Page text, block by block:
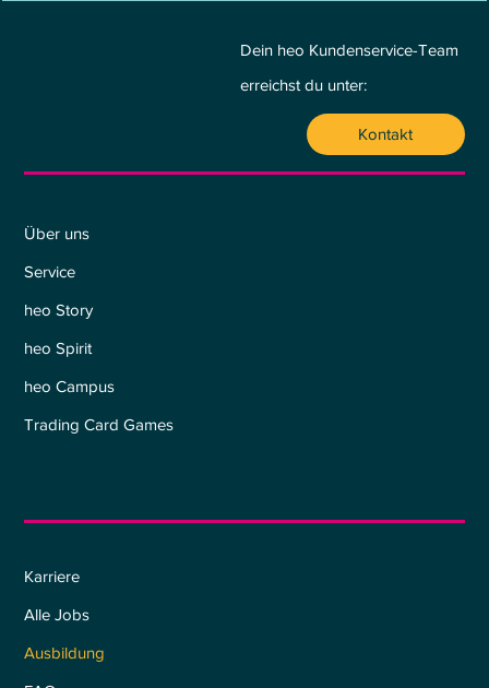
Über uns
Service
heo Story
heo Spirit
heo Campus
Trading Card Games
Karriere
Alle Jobs
Ausbildung
Dein heo Kundenservice-Team
erreichst du unter:
Kontakt